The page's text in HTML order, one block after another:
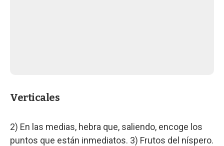
Verticales
2) En las medias, hebra que, saliendo, encoge los
puntos que están inmediatos. 3) Frutos del níspero.